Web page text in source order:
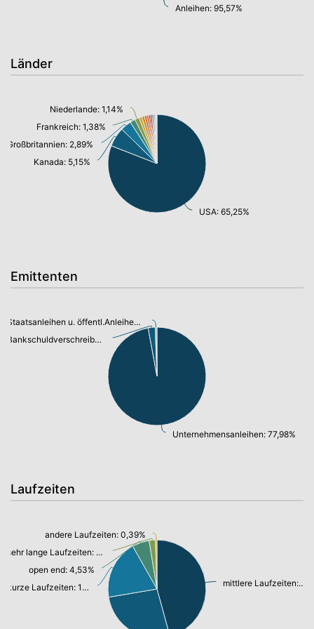
Anleihen: 95,57%
Länder
USA: 65,25%
Kanada: 5,15%
Großbritannien: 2,89%
Frankreich: 1,38%
Niederlande: 1,14%
Emittenten
Unternehmensanleihen: 77,98%
Bankschuldverschreibung: 1,87%
Staatsanleihen u. öffentl.Anleihen: 0,32%
Laufzeiten
mittlere Laufzeiten: 36,75%
kurze Laufzeiten: 15,62%
open end: 4,53%
sehr lange Laufzeiten: 1,68%
andere Laufzeiten: 0,39%